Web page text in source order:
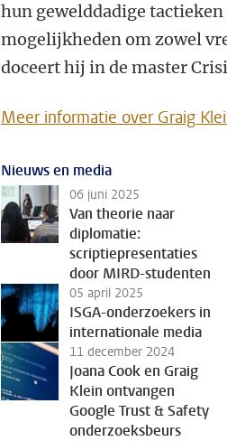
hun gewelddadige
mogelijkheden om zowel
doceert hij in de master
Meer informatie over Graig
Nieuws en media
06 juni 2025
Van theorie naar
diplomatie:
scriptiepresentaties
door MIRD-studenten
05 april 2025
ISGA-onderzoekers in
internationale media
11 december 2024
Joana Cook en Graig
Klein ontvangen
Google Trust & Safety
onderzoeksbeurs